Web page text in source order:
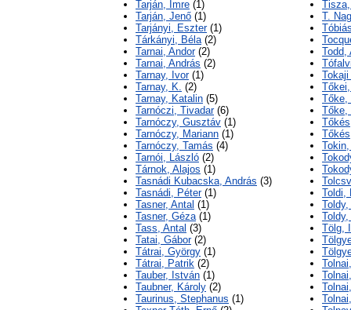
Tarján, Imre (1)
Tarján, Jenő (1)
Tarjányi, Eszter(1)
Tárkányi, Béla(2)
Tarnai, Andor(2)
Tarnai, András (2)
Tarnay, Ivor(1)
Tarnay, K. (2)
Tarnay, Katalin (5)
Tarnóczi, Tivadar(6)
Tarnóczy, Gusztáv (1)
Tarnóczy, Mariann (1)
Tarnóczy, Tamás (4)
Tarnói, László (2)
Tárnok, Alajos (1)
Tasnádi Kubacska, András (3)
Tasnádi, Péter(1)
Tasner, Antal (1)
Tasner, Géza(1)
Tass, Antal (3)
Tatai, Gábor(2)
Tátrai, György (1)
Tátrai, Patrik (2)
Tauber, István (1)
Taubner, Károly (2)
Taurinus, Stephanus (1)
T.
Todd,
Tőke,
Tőke,
Toldi,
Tölg,